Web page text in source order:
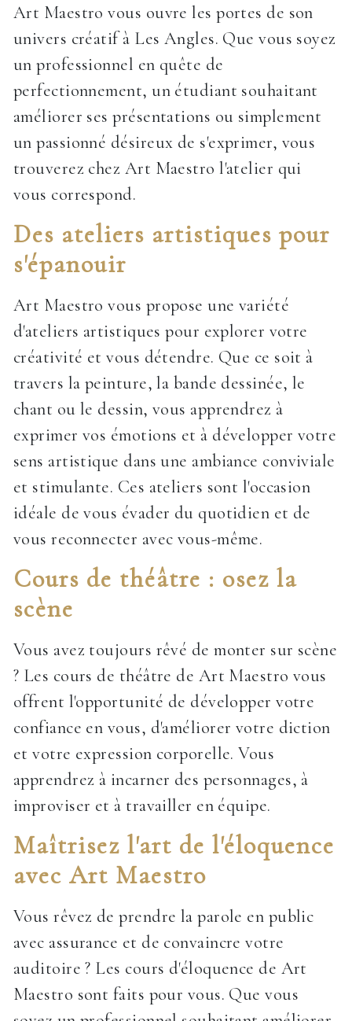
Art Maestro vous ouvre les portes de son
univers créatif à Les Angles. Que vous soyez
un professionnel en quête de
perfectionnement, un étudiant souhaitant
améliorer ses présentations ou simplement
un passionné désireux de s'exprimer, vous
trouverez chez Art Maestro l'atelier qui
vous correspond.
Des ateliers artistiques pour
s'épanouir
Art Maestro vous propose une variété
d'ateliers artistiques pour explorer votre
créativité et vous détendre. Que ce soit à
travers la peinture, la bande dessinée, le
chant ou le dessin, vous apprendrez à
exprimer vos émotions et à développer votre
sens artistique dans une ambiance conviviale
et stimulante. Ces ateliers sont l'occasion
idéale de vous évader du quotidien et de
vous reconnecter avec vous-même.
Cours de théâtre : osez la
scène
Vous avez toujours rêvé de monter sur scène
? Les cours de théâtre de Art Maestro vous
offrent l'opportunité de développer votre
confiance en vous, d'améliorer votre diction
et votre expression corporelle. Vous
apprendrez à incarner des personnages, à
improviser et à travailler en équipe.
Maîtrisez l'art de l'éloquence
avec Art Maestro
Vous rêvez de prendre la parole en public
avec assurance et de convaincre votre
auditoire ? Les cours d'éloquence de Art
Maestro sont faits pour vous. Que vous